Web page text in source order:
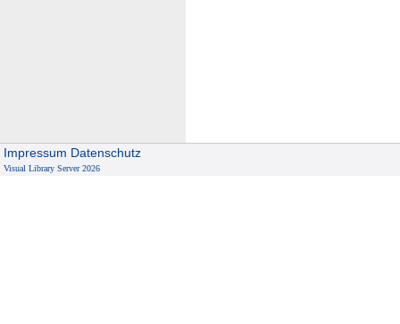
Impressum Datenschutz
Visual Library Server 2026